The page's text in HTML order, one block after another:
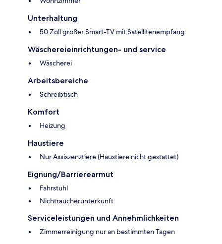
Unterhaltung
50 Zoll großer Smart-TV mit Satellitenempfang
Wäschereieinrichtungen- und service
Wäscherei
Arbeitsbereiche
Schreibtisch
Komfort
Heizung
Haustiere
Nur Assiszenztiere (Haustiere nicht gestattet)
Eignung/Barrierearmut
Fahrstuhl
Nichtraucherunterkunft
Serviceleistungen und Annehmlichkeiten
Zimmerreinigung nur an bestimmten Tagen